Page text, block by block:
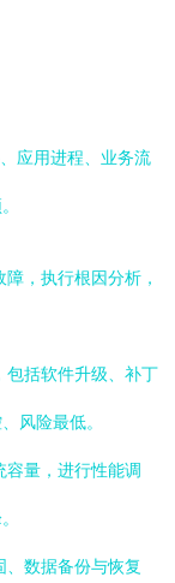
应用进程、业务流
，执行根因分析，
包括软件升级、补丁
风险最低。
量，进行性能调
、数据备份与恢复